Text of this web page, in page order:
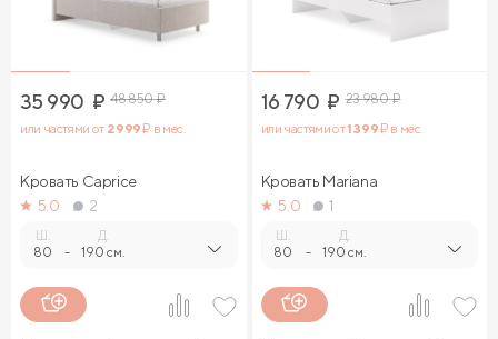
35 990 ₽ 48 850₽
или частями от 2 999₽ в мес.
Кровать Caprice
5.0
2
80 -
Д.
190 см.
16 790 ₽ 23 980₽
или частями от1 399₽ в мес.
Кровать Mariana
5.0
1
80 -
Д.
190 см.